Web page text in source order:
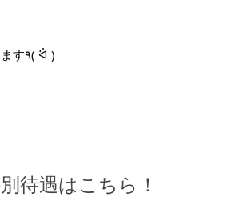
ありがとうございます٩( ᐛ )
待遇はこちら！